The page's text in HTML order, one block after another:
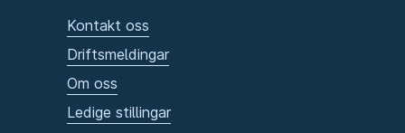
Kontakt oss
Driftsmeldingar
Om oss
Ledige stillingar